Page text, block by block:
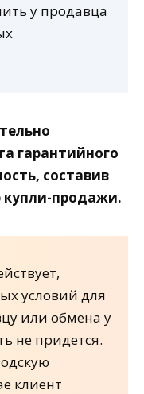
у продавца
гарантийного
составив
продажи.
условий для
или обмена у
не придется.
клиент